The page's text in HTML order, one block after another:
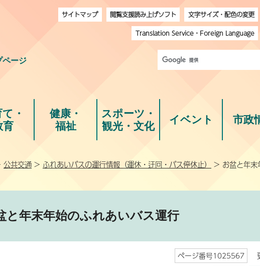
ページ
サイトマップ 閲覧支援読み上げソフト
文字サイズ・配色の変更
Translation Service・ Foreign Language
・
育
健康・
福祉
スポーツ・
観光・文化
イベント 市政
公共交通 > ふれあいバスの運行情報（運休・迂回・バス停休止）
> お盆と年末
と年末年始のふれあいバス運行
ページ番号1025567